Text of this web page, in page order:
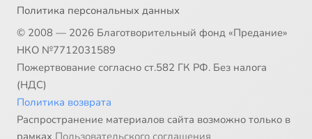
Политика персональных данных
© 2008 — 2026 Благотворительный фонд «Предание»
НКО №7712031589
Пожертвование согласно ст.582 ГК РФ. Без налога
(НДС)
Политика возврата
Распространение материалов сайта возможно только в